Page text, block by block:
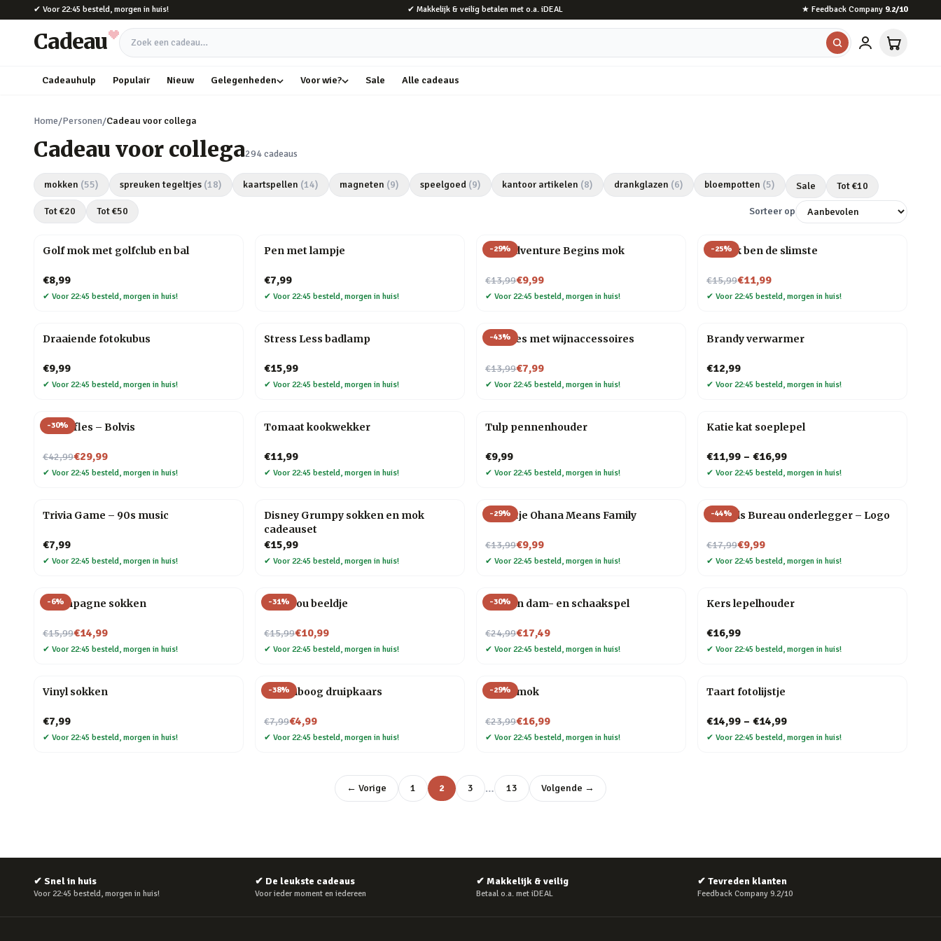
Naar hoofdinhoud
✔ Voor 22:45 besteld, morgen in huis! ✔ Makkelijk & veilig betalen met o.a. iDEAL ★ Feedback Company 9.2/10
Cadeau Zoek een cadeau
Cadeauhulp Populair Nieuw Gelegenheden Voor wie? Sale Alle cadeaus
Home/Personen/Cadeau voor collega
Cadeau voor collega294cadeaus
mokken (55) spreuken tegeltjes (18) kaartspellen (14) magneten (9) speelgoed (9) kantoor artikelen (8) drankglazen (6) bloempotten (5) Sale Tot €10
Tot €20 Tot €50 Sorteer op
Golf mok met golfclub en bal
€8,99
✔ Voor 22:45 besteld, morgen in huis!
Pen met lampje
€7,99
✔ Voor 22:45 besteld, morgen in huis!
-29%
The Adventure Begins mok
€13,99
Nu voor€9,99
✔ Voor 22:45 besteld, morgen in huis!
-25%
Mok Ik ben de slimste
€15,99
Nu voor€11,99
✔ Voor 22:45 besteld, morgen in huis!
Draaiende fotokubus
€9,99
✔ Voor 22:45 besteld, morgen in huis!
Stress Less badlamp
€15,99
✔ Voor 22:45 besteld, morgen in huis!
-43%
Wijnfles met wijnaccessoires
€13,99
Nu voor€7,99
✔ Voor 22:45 besteld, morgen in huis!
Brandy verwarmer
€12,99
✔ Voor 22:45 besteld, morgen in huis!
-30%
Waterfles – Bolvis
€42,99
Nu voor€29,99
✔ Voor 22:45 besteld, morgen in huis!
Tomaat kookwekker
€11,99
✔ Voor 22:45 besteld, morgen in huis!
Tulp pennenhouder
€9,99
✔ Voor 22:45 besteld, morgen in huis!
Katie kat soeplepel
€11,99 – €16,99
✔ Voor 22:45 besteld, morgen in huis!
Trivia Game – 90s music
€7,99
✔ Voor 22:45 besteld, morgen in huis!
Disney Grumpy sokken en mok
cadeauset
€15,99
✔ Voor 22:45 besteld, morgen in huis!
-29%
Tegeltje Ohana Means Family
€13,99
Nu voor€9,99
✔ Voor 22:45 besteld, morgen in huis!
-44%
Friends Bureau onderlegger – Logo
€17,99
Nu voor€9,99
✔ Voor 22:45 besteld, morgen in huis!
-6%
Champagne sokken
€15,99
Nu voor€14,99
✔ Voor 22:45 besteld, morgen in huis!
-31%
Love you beeldje
€15,99
Nu voor€10,99
✔ Voor 22:45 besteld, morgen in huis!
-30%
Houten dam- en schaakspel
€24,99
Nu voor€17,49
✔ Voor 22:45 besteld, morgen in huis!
Kers lepelhouder
€16,99
✔ Voor 22:45 besteld, morgen in huis!
Vinyl sokken
€7,99
✔ Voor 22:45 besteld, morgen in huis!
-38%
Regenboog druipkaars
€7,99
Nu voor€4,99
✔ Voor 22:45 besteld, morgen in huis!
-29%
Taart mok
€23,99
Nu voor€16,99
✔ Voor 22:45 besteld, morgen in huis!
Taart fotolijstje
€14,99 – €14,99
✔ Voor 22:45 besteld, morgen in huis!
← Vorige 1 2 3 … 13 Volgende →
✔ Snel in huis
Voor 22:45 besteld, morgen in huis!
✔ De leukste cadeaus
Voor ieder moment en iedereen
✔ Makkelijk & veilig
Betaal o.a. met iDEAL
✔ Tevreden klanten
Feedback Company 9.2/10